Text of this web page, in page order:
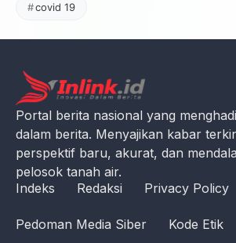
covid 19
Portal berita nasional yang
dalam berita. Menyajikan kabar
perspektif baru, akurat, dan
pelosok tanah air.
Indeks
Redaksi Privacy Policy
Pedoman Media Siber Kode Etik